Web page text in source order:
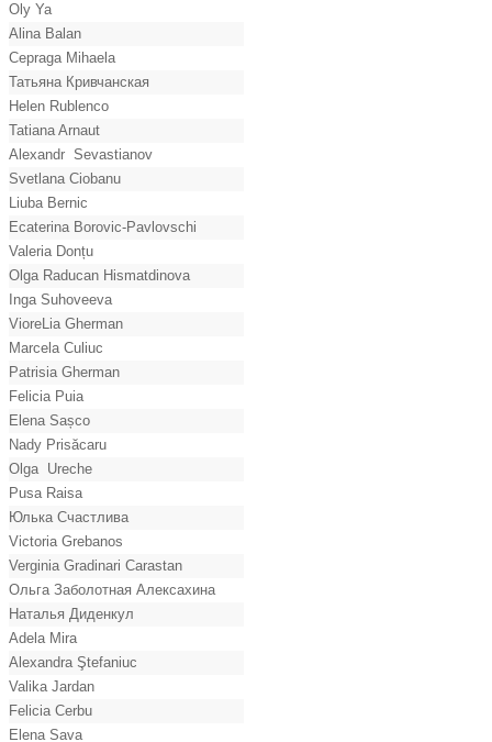
Oly Ya
Alina Balan
Cepraga Mihaela
Татьяна Кривчанская
Helen Rublenco
Tatiana Arnaut
Alexandr Sevastianov
Svetlana Ciobanu
Liuba Bernic
Ecaterina Borovic-Pavlovschi
Valeria Donțu
Olga Raducan Hismatdinova
Inga Suhoveeva
VioreLia Gherman
Marcela Culiuc
Patrisia Gherman
Felicia Puia
Elena Sașco
Nady Prisăcaru
Olga Ureche
Pusa Raisa
Юлька Счастлива
Victoria Grebanos
Verginia Gradinari Carastan
Ольга Заболотная Алексахина
Наталья Диденкул
Adela Mira
Alexandra Ştefaniuc
Valika Jardan
Felicia Cerbu
Elena Sava